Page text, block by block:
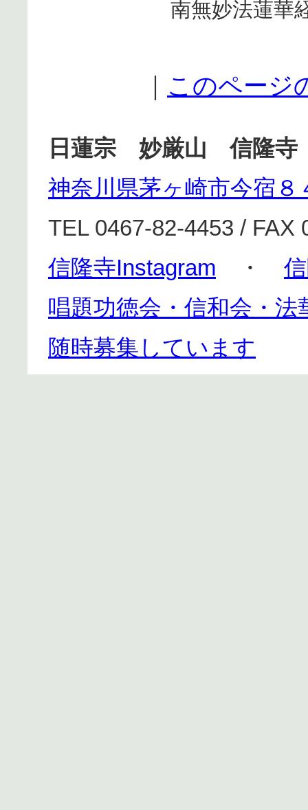
南無妙法蓮華
このページ
日蓮宗 妙厳山 信隆寺
神奈川県茅ヶ崎市今宿８
TEL 0467-82-4453 / FAX
信隆寺Instagram ・
唱題功徳会・信和会・
随時募集しています